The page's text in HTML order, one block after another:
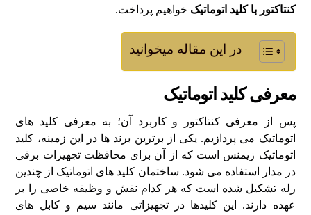
کنتاکتور با کلید اتوماتیک خواهیم پرداخت.
در این مقاله میخوانید
معرفی کلید اتوماتیک
پس از معرفی کنتاکتور و کاربرد آن؛ به معرفی کلید های
اتوماتیک می‌ پردازیم. یکی از برترین برند ها در این زمینه، کلید
اتوماتیک زیمنس است که از آن برای محافظت تجهیزات برقی
در مدار استفاده می‌ شود. ساختمان کلید های اتوماتیک از چندین
رله تشکیل شده است که هر کدام نقش و وظیفه خاصی را بر
عهده دارند. این کلیدها در تجهیزاتی مانند سیم و کابل‌ های